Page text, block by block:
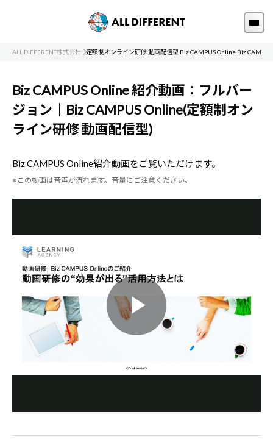
ALL DIFFERENT株式会社 定額制オンライン研修 動画配信型 Biz CAMPUS Online Biz
Biz CAMPUS Online 紹介動画：フルバー
ジョン｜Biz CAMPUS Online(定額制オン
ライン研修 動画配信型)
Biz CAMPUS Online紹介動画をご覧いただけます。
※この動画は音声が流れます。音量にご注意ください。
Play